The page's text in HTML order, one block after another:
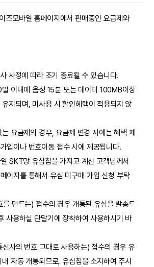
즈모바일 홈페이지에서 판매중인 요금제와
사정에 따라 조기 종료될 수 있습니다.
이내에 음성 15분 또는 데이터 100MB이상
지되며, 미사용 시 할인혜택이 적용되지 않
요금제의 경우, 요금제 변경 시에는 혜택 제
입이나 번호이동 접수 시에 제공됩니다.
SKT망 유심칩을 가지고 계신 고객님께서
이지를 통해서 유심 미구매 가입 신청 부탁
만드는) 접수의 경우 개통된 유심을 발송드
사용하실 단말기에 장착하여 사용하시기 바
사의 번호 그대로 사용하는) 접수의 경우 유
자동 개통되므로, 유심칩을 소지하여 주시